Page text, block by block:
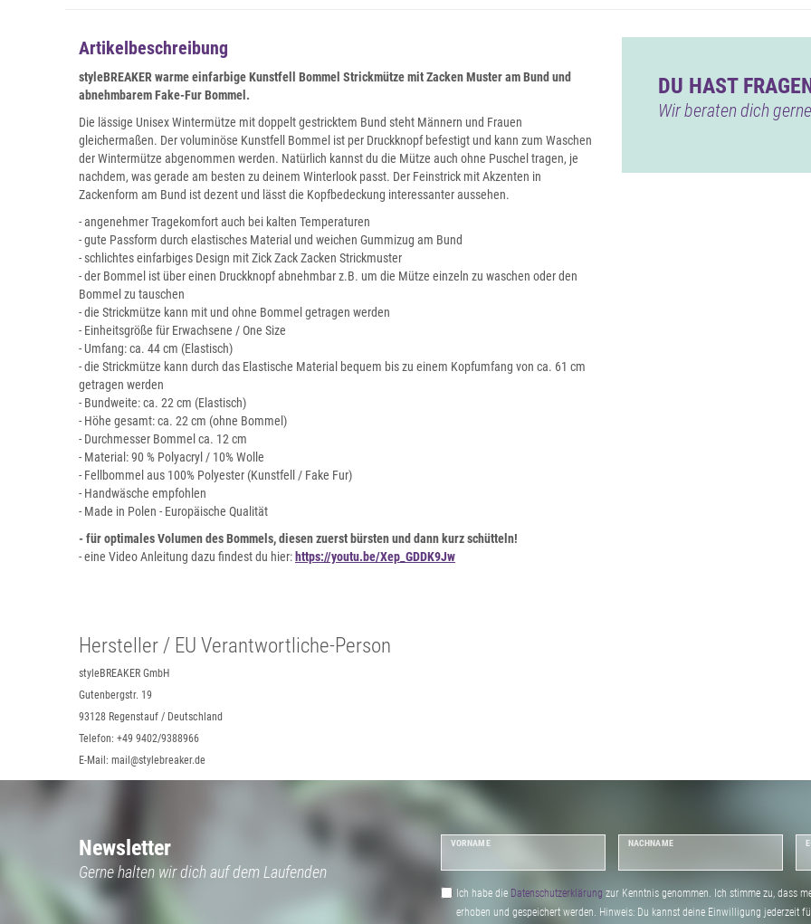
Artikelbeschreibung
styleBREAKER warme einfarbige Kunstfell Bommel Strickmütze mit Zacken Muster am Bund und
abnehmbarem Fake-Fur Bommel.
Die lässige Unisex Wintermütze mit doppelt gestricktem Bund steht Männern und Frauen
gleichermaßen. Der voluminöse Kunstfell Bommel ist per Druckknopf befestigt und kann zum Waschen
der Wintermütze abgenommen werden. Natürlich kannst du die Mütze auch ohne Puschel tragen, je
nachdem, was gerade am besten zu deinem Winterlook passt. Der Feinstrick mit Akzenten in
Zackenform am Bund ist dezent und lässt die Kopfbedeckung interessanter aussehen.
- angenehmer Tragekomfort auch bei kalten Temperaturen
- gute Passform durch elastisches Material und weichen Gummizug am Bund
- schlichtes einfarbiges Design mit Zick Zack Zacken Strickmuster
- der Bommel ist über einen Druckknopf abnehmbar z.B. um die Mütze einzeln zu waschen oder den
Bommel zu tauschen
- die Strickmütze kann mit und ohne Bommel getragen werden
- Einheitsgröße für Erwachsene / One Size
- Umfang: ca. 44 cm (Elastisch)
- die Strickmütze kann durch das Elastische Material bequem bis zu einem Kopfumfang von ca. 61 cm
getragen werden
- Bundweite: ca. 22 cm (Elastisch)
- Höhe gesamt: ca. 22 cm (ohne Bommel)
- Durchmesser Bommel ca. 12 cm
- Material: 90 % Polyacryl / 10% Wolle
- Fellbommel aus 100% Polyester (Kunstfell / Fake Fur)
- Handwäsche empfohlen
- Made in Polen - Europäische Qualität
- für optimales Volumen des Bommels, diesen zuerst bürsten und dann kurz schütteln!
- eine Video Anleitung dazu findest du hier: https://youtu.be/Xep_GDDK9Jw
DU HAST
Wir beraten dich
Hersteller / EU Verantwortliche-Person
styleBREAKER GmbH
Gutenbergstr. 19
93128 Regenstauf / Deutschland
Telefon: +49 9402/9388966
E-Mail: mail@stylebreaker.de
Newsletter
Gerne halten wir dich auf dem Laufenden
VORNAME NACHNAME
Ich habe die Daten­schutz­erklärung zur Kenntnis genommen. Ich stimme zu, dass
erhoben und gespeichert werden. Hinweis: Du kannst deine Einwilligung jederzeit